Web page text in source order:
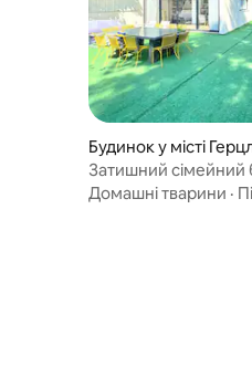
Будинок у місті
х
Затишний сімейний
Пітуах біля пляжу
Домашні тварини ·